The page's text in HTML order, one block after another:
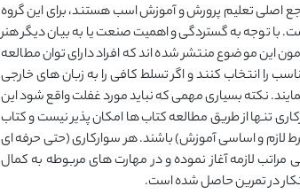
اصلی تعلیم پرورش و آموزش اسب هستند، برای این گروه
با توجه به گستردگی و اهمیت صنعت یا به بیان دیگر هنر
این موضوع منتشر شده اند که افراد دارای توان مطالعه
را انتخاب کنند و اگر تسلط کافی را به زبان های خارجی
نکته بسیاری مهمی که نباید مورد غفلت واقع شود این
تنها از طریق مطالعه کتاب ها امکان پذیر نیست و کتاب
و اساسی آموزش) باشند. هر سوارکاری (حتی حرفه ای
مراتب لازمه آغاز نموده و در مهارت های مربوطه به کمال
در تمرین حاصل شده است.